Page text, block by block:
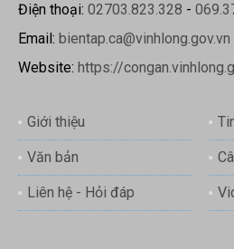
Điện thoại: 02703.823.328 -
Email: bientap.ca@vinhlong.gov.vn
Website: https://
Giới thiệu
Văn bản
Liên hệ - Hỏi đáp